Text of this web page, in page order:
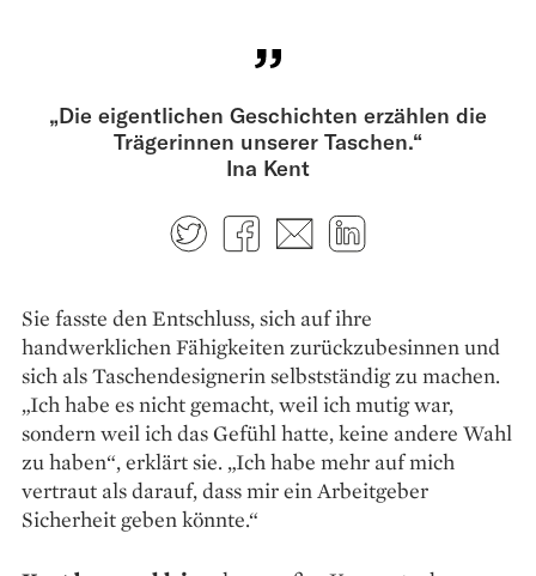
„Die eigentlichen Geschichten erzählen die
Trägerinnen unserer Taschen.“
Ina Kent
TwitterFacebook
E-mail
Sie fasste den Entschluss, sich auf ihre
handwerklichen Fähigkeiten zurückzubesinnen und
sich als Taschendesignerin selbstständig zu machen.
„Ich habe es nicht gemacht, weil ich mutig war,
sondern weil ich das Gefühl hatte, keine andere Wahl
zu haben“, erklärt sie. „Ich habe mehr auf mich
vertraut als darauf, dass mir ein Arbeitgeber
Sicherheit geben könnte.“